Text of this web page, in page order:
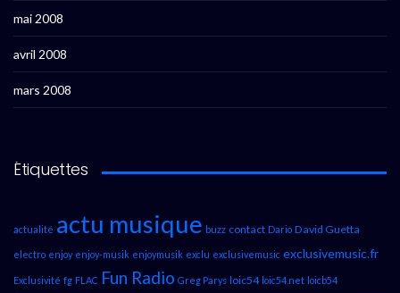
mai 2008
avril 2008
mars 2008
Étiquettes
actualité actu musique buzz contact Dario David Guetta
electro enjoy enjoy-musik enjoymusik exclu exclusivemusic exclusivemusic.fr
Exclusivité fg FLAC Fun Radio Greg Parys loic54 loic54.net loicb54